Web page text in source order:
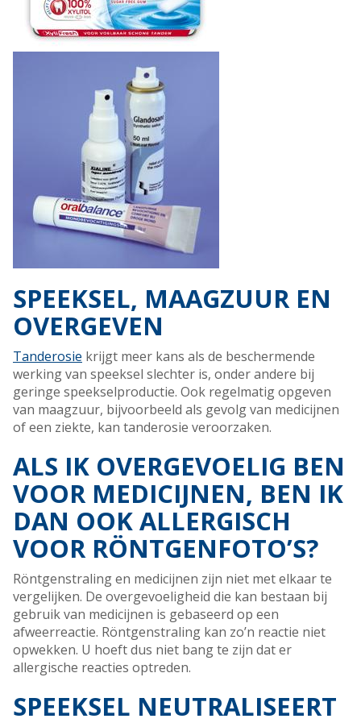
SPEEKSEL, MAAGZUUR EN
OVERGEVEN
Tanderosie krijgt meer kans als de beschermende
werking van speeksel slechter is, onder andere bij
geringe speekselproductie. Ook regelmatig opgeven
van maagzuur, bijvoorbeeld als gevolg van medicijnen
of een ziekte, kan tanderosie veroorzaken.
ALS IK OVERGEVOELIG BEN
VOOR MEDICIJNEN, BEN IK
DAN OOK ALLERGISCH
VOOR RÖNTGENFOTO’S?
Röntgenstraling en medicijnen zijn niet met elkaar te
vergelijken. De overgevoeligheid die kan bestaan bij
gebruik van medicijnen is gebaseerd op een
afweerreactie. Röntgenstraling kan zo’n reactie niet
opwekken. U hoeft dus niet bang te zijn dat er
allergische reacties optreden.
SPEEKSEL NEUTRALISEERT